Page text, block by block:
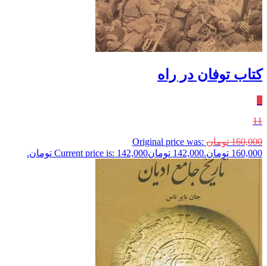
کتاب توفان در راه
11
160,000 تومان Original price was:
160,000 تومان.
142,000 تومانCurrent price is: 142,000 تومان.